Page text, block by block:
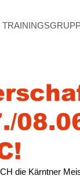
die Kärntner